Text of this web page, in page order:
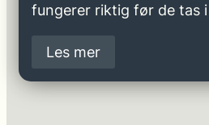
fungerer riktig før de tas
Les mer